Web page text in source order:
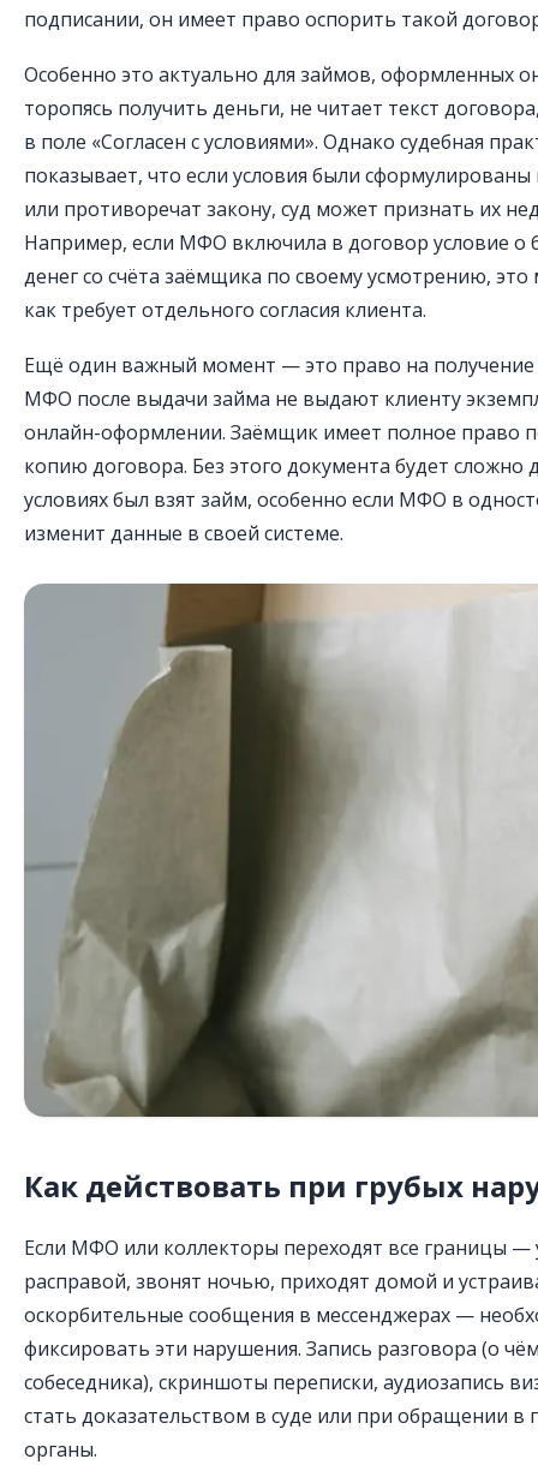
подписании, он имеет право оспорить такой
Особенно это актуально для займов, оформленных
торопясь получить деньги, не читает текст
в поле «Согласен с условиями». Однако судебная
показывает, что если условия были
или противоречат закону, суд может признать их
Например, если МФО включила в договор условие о
денег со счёта заёмщика по своему усмотрению,
как требует отдельного согласия клиента.
Ещё один важный момент — это право на
МФО после выдачи займа не выдают клиенту
онлайн-оформлении. Заёмщик имеет полное право
копию договора. Без этого документа будет сложно
условиях был взят займ, особенно если МФО в
изменит данные в своей системе.
Как действовать при грубых
Если МФО или коллекторы переходят все границы —
расправой, звонят ночью, приходят домой и
оскорбительные сообщения в мессенджерах —
фиксировать эти нарушения. Запись разговора (о
собеседника), скриншоты переписки, аудиозапись
стать доказательством в суде или при обращении
органы.